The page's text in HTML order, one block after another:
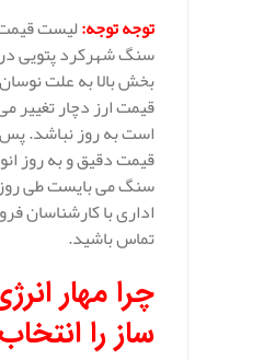
توجه توجه:لیست
سنگ شهرکرد پتویی
بخش بالا به علت
قیمت ارز دچار تغییر
است به روز نباشد.
قیمت دقیق و به روز
سنگ می بایست طی
اداری با کارشناسان
تماس باشید.
چرا مهار
ساز را